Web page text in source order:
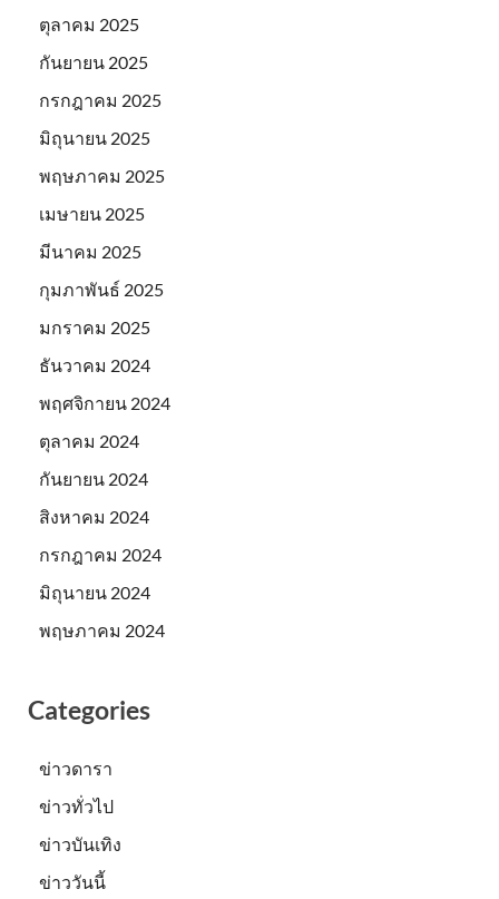
ตุลาคม 2025
กันยายน 2025
กรกฎาคม 2025
มิถุนายน 2025
พฤษภาคม 2025
เมษายน 2025
มีนาคม 2025
กุมภาพันธ์ 2025
มกราคม 2025
ธันวาคม 2024
พฤศจิกายน 2024
ตุลาคม 2024
กันยายน 2024
สิงหาคม 2024
กรกฎาคม 2024
มิถุนายน 2024
พฤษภาคม 2024
Categories
ข่าวดารา
ข่าวทั่วไป
ข่าวบันเทิง
ข่าววันนี้